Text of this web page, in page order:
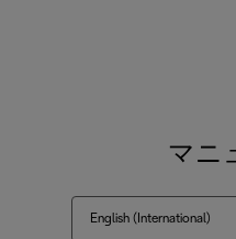
マニ
English (International)